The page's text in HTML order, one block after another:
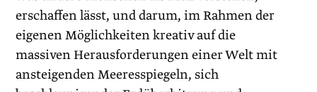
erschaffen lässt, und darum, im Rahmen der
eigenen Möglichkeiten kreativ auf die
massiven Herausforderungen einer Welt mit
ansteigenden Meeresspiegeln, sich